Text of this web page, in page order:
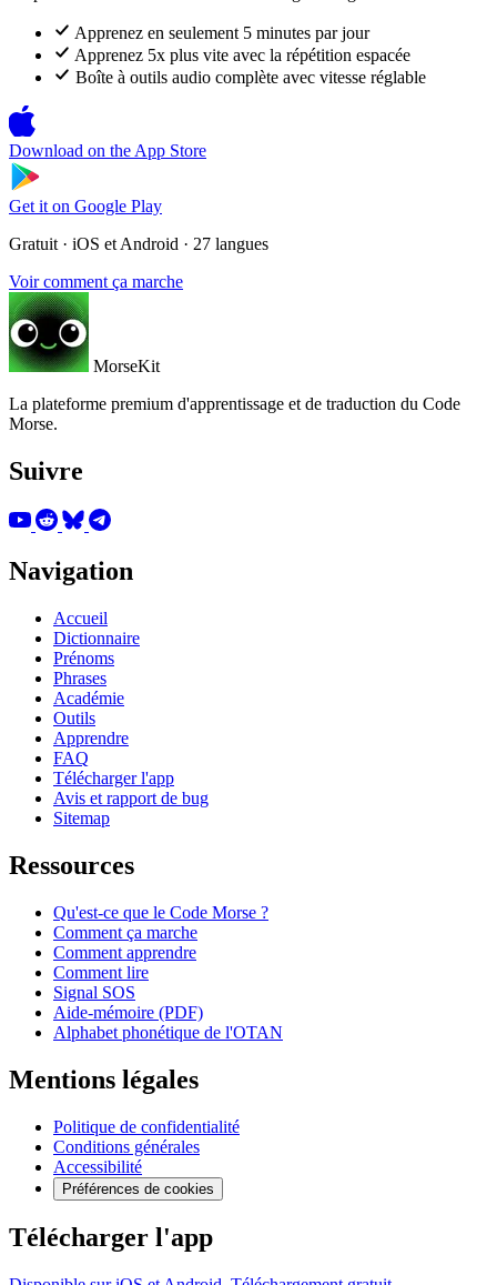
Apprenez en seulement 5 minutes par jour
Apprenez 5x plus vite avec la répétition espacée
Boîte à outils audio complète avec vitesse réglable
Download on the App Store
Get it on Google Play
Gratuit · iOS et Android · 27 langues
Voir comment ça marche
MorseKit
La plateforme premium d'apprentissage et de traduction du Code
Morse.
Suivre
Navigation
Accueil
Dictionnaire
Prénoms
Phrases
Académie
Outils
Apprendre
FAQ
Télécharger l'app
Avis et rapport de bug
Sitemap
Ressources
Qu'est-ce que le Code Morse ?
Comment ça marche
Comment apprendre
Comment lire
Signal SOS
Aide-mémoire (PDF)
Alphabet phonétique de l'OTAN
Mentions légales
Politique de confidentialité
Conditions générales
Accessibilité
Préférences de cookies
Télécharger l'app